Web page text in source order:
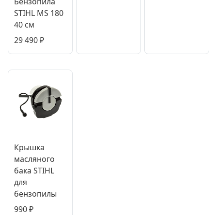
STIHL MS 180
40 см
29 490₽
Крышка
масляного
бака STIHL
для
бензопилы
990₽